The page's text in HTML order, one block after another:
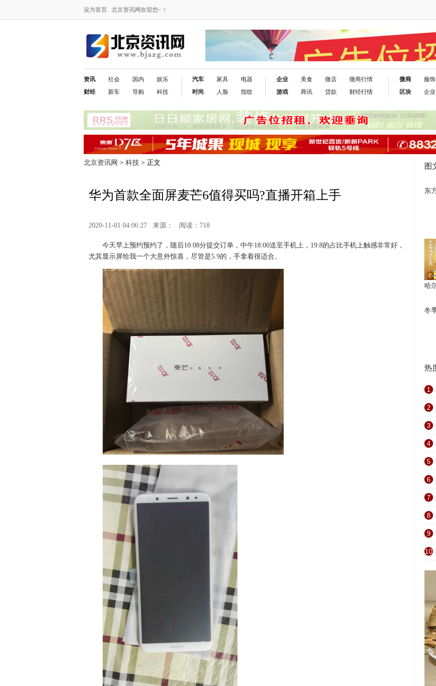
设为首页 北京资讯网欢迎您~！
资讯
财经
社会
新车
国内
导购
娱乐
科技
汽车
时尚
家具
人脸
电器
指纹
企业
游戏
美食
商讯
微店
贷款
微商行情
财经行情
微商
区块
服饰
企业
北京资讯网 > 科技 > 正文
华为首款全面屏麦芒6值得买吗?直播开箱上手
2020-11-01 04:06:27 来源： 阅读：718
今天早上预约预约了，随后10:08分提交订单，中午18:00送至手机上，19:8的占比手机上触感非常好，
尤其显示屏给我一个大意外惊喜，尽管是5.9的，手拿着很适合。
图
东
哈
冬
热
1
2
3
4
5
6
7
8
9
10